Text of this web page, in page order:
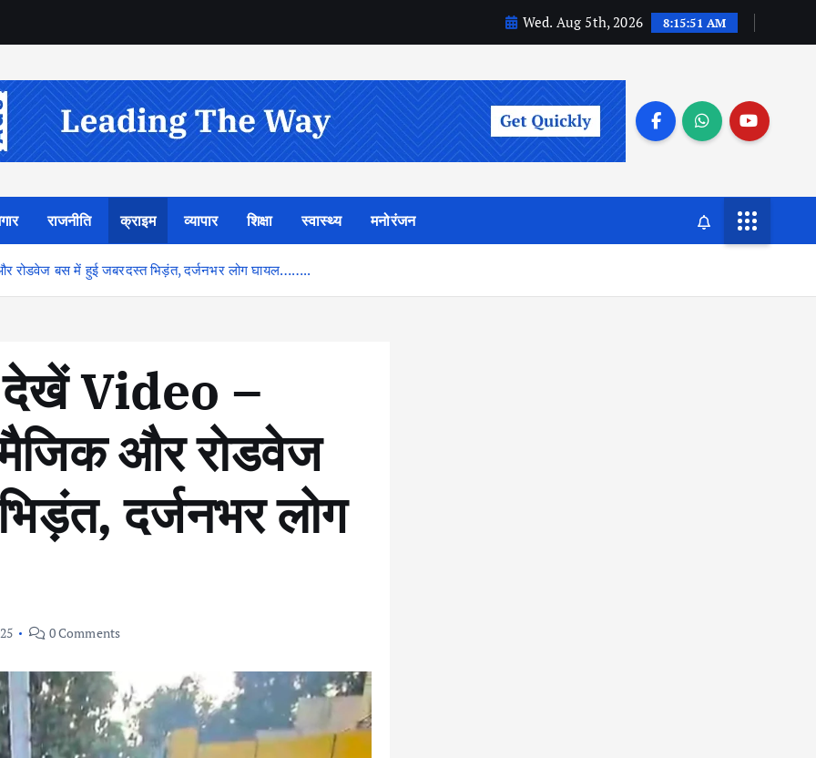
Wed. Aug 5th, 2026 8:15:52 AM
राजनीति क्राइम व्यापार शिक्षा स्वास्थ्य मनोरंजन
और रोडवेज बस में हुई जबरदस्त भिड़ंत, दर्जनभर लोग घायल……..
देखें Video –
मैजिक और रोडवेज
दर्जनभर लोग
0 Comments